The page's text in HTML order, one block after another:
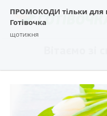
ПРОМОКОДИ тільки для
Готівочка
щотижня
Вітаємо